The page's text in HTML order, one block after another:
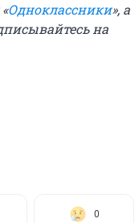
Одноклассники», а
на
0